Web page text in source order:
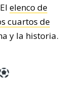
elenco de
cuartos de
y la historia.